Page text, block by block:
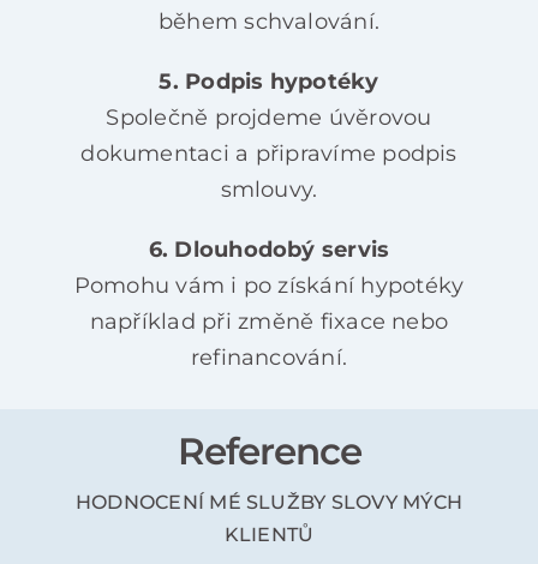
během schvalování.
5. Podpis hypotéky
Společně projdeme úvěrovou
dokumentaci a připravíme podpis
smlouvy.
6. Dlouhodobý servis
Pomohu vám i po získání hypotéky
například při změně fixace nebo
refinancování.
Reference
HODNOCENÍ MÉ SLUŽBY SLOVY MÝCH
KLIENTŮ